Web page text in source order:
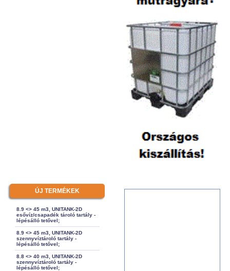
ÚJ TERMÉKEK
8.9 <> 45 m3, UNITANK-2D
esővíz/csapadék tároló tartály -
lépésálló tetővel;
8.9 <> 45 m3, UNITANK-2D
szennyvíztároló tartály -
lépésálló tetővel;
8.8 <> 40 m3, UNITANK-2D
szennyvíztároló tartály -
lépésálló tetővel;